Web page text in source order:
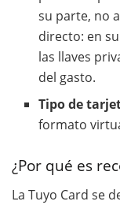
su parte, no
directo: en
las llaves
del gasto.
Tipo de
formato
¿Por qué es
La Tuyo Card se